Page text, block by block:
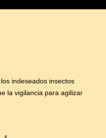
indeseados insectos
la vigilancia para agilizar